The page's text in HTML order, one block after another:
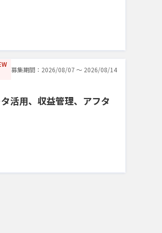
募集期間：2026/08/07 〜 2026/08/14
活用、収益管理、アフタ